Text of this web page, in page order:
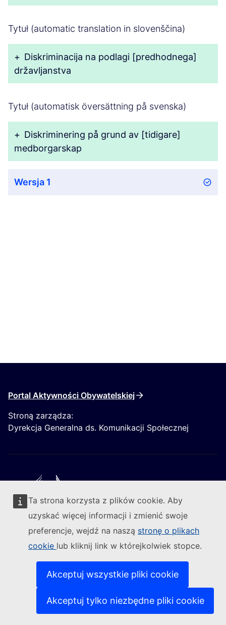
Ta strona korzysta z plików cookie. Aby
uzyskać więcej informacji i zmienić swoje
preferencje, wejdź na naszą stronę o plikach
cookie lub kliknij link w którejkolwiek stopce.
Akceptuj wszystkie pliki cookie
Akceptuj tylko niezbędne pliki cookie
Tytuł (automatic translation in slovenščina)
+ Diskriminacija na podlagi [predhodnega]
državljanstva
Tytuł (automatisk översättning på svenska)
+ Diskriminering på grund av [tidigare]
medborgarskap
Wersja 1
Portal Aktywności Obywatelskiej
Stroną zarządza:
Dyrekcja Generalna ds. Komunikacji Społecznej
Obserwuj Komisję Europejską
Kontakt(Link zewnętrzny)
Zgłoś lukę w zabezpieczeniach informatycznych(Link
Nasze strony w różnych wersjach językowych(Link
Pliki cookie(Link zewnętrzny)
Polityka prywatności
Zastrzeżenia prawne(Link zewnętrzny)
Dostępność treści